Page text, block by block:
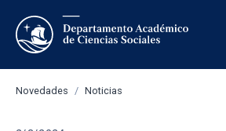
Novedades / Noticias